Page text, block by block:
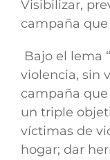
Visibilizar,
campaña
Bajo el lema
violencia, sin
campaña
un triple
víctimas de
hogar; dar